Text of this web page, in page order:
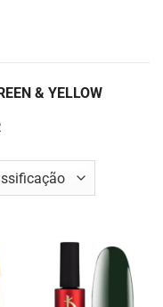
& YELLOW